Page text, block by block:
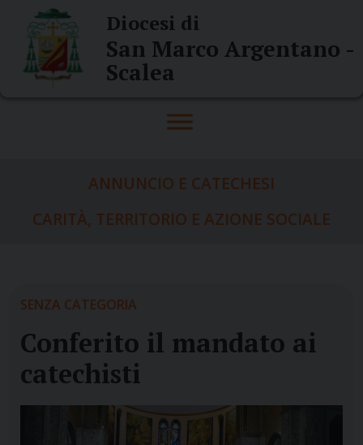
content
Diocesi di
San Marco Argentano -
Scalea
ANNUNCIO E CATECHESI
CARITÀ, TERRITORIO E AZIONE SOCIALE
SENZA CATEGORIA
Conferito il mandato ai
catechisti